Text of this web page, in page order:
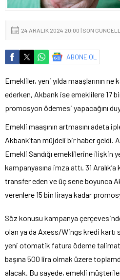
24 ARALIK 2024 20:00 | SON
ABONE OL
Emekliler, yeni yılda maaşlarının
ederken, Akbank ise emeklilere 17
promosyon ödemesi yapacağını
Emekli maaşının artmasını adeta
Akbank’tan müjdeli bir haber geldi.
Emekli Sandığı emeklilerine ilişkin
kampanyasına imza attı. 31 Aralık’a
transfer eden ve üç sene boyunca
verenlere 15 bin liraya kadar
Söz konusu kampanya
olan ya da Axess/Wings kredi kartı
yeni otomatik fatura ödeme
başına 500 lira olmak üzere
alacak. Bu sayede, emekli